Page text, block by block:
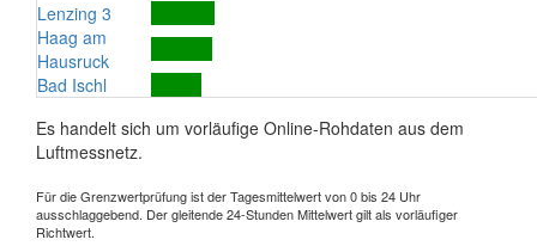
Lenzing 3
Haag am
Hausruck
Bad Ischl
Es handelt sich um vorläufige Online-Rohdaten aus dem
Luftmessnetz.
Für die Grenzwertprüfung ist der Tagesmittelwert von 0 bis 24 Uhr
ausschlaggebend. Der gleitende 24-Stunden Mittelwert gilt als vorläufiger
Richtwert.